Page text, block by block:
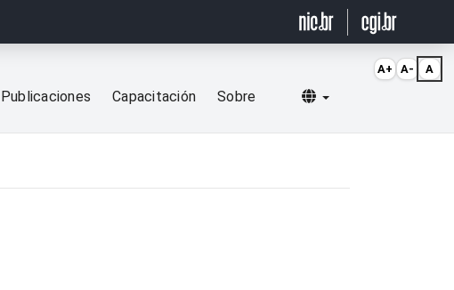
Publicaciones Capacitación Sobre Selecionar idioma
A+ A- A